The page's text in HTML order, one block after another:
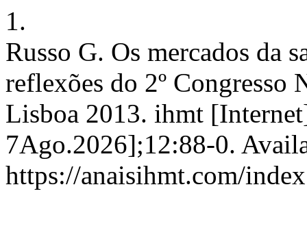
1.
Russo G. Os mercados da
reflexões do 2º
Lisboa 2013. ihmt
7Ago.2026];12:88-0.
https://anaisihmt.com/